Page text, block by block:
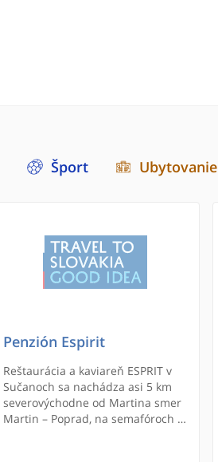
Šport Ubytovanie
Penzión Espirit
Reštaurácia a kaviareň ESPRIT v
Sučanoch sa nachádza asi 5 km
severovýchodne od Martina smer
Martin – Poprad, na semafóroch v